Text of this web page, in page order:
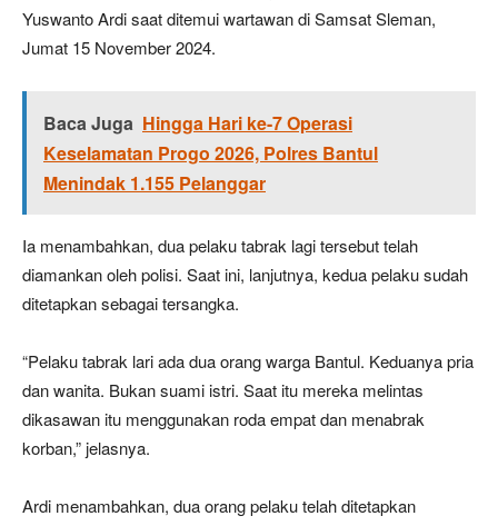
Yuswanto Ardi saat ditemui wartawan di Samsat Sleman,
Jumat 15 November 2024.
Baca Juga Hingga Hari ke-7 Operasi
Keselamatan Progo 2026, Polres Bantul
Menindak 1.155 Pelanggar
Ia menambahkan, dua pelaku tabrak lagi tersebut telah
diamankan oleh polisi. Saat ini, lanjutnya, kedua pelaku sudah
ditetapkan sebagai tersangka.
“Pelaku tabrak lari ada dua orang warga Bantul. Keduanya pria
dan wanita. Bukan suami istri. Saat itu mereka melintas
dikasawan itu menggunakan roda empat dan menabrak
korban,” jelasnya.
Ardi menambahkan, dua orang pelaku telah ditetapkan